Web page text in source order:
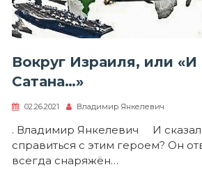
Вокруг Израиля, или «И
Сатана…»
02.26.2021 Владимир Янкелевич
. Владимир Янкелевич И сказал
справиться с этим героем? Он
всегда снаряжён…